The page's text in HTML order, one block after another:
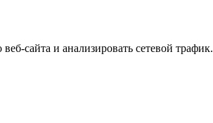
сайта и анализировать сетевой трафик.